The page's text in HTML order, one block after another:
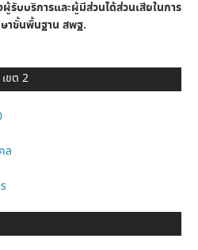
บบริการและผู้มีส่วนได้ส่วนเสียในการ
าขั้นพื้นฐาน สพฐ.
ขต 2
ล